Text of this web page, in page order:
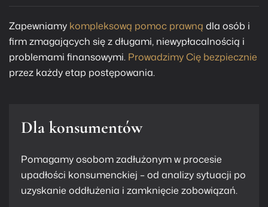
Zapewniamy kompleksową pomoc prawną dla osób i
firm zmagających się z długami, niewypłacalnością i
problemami finansowymi. Prowadzimy Cię bezpiecznie
przez każdy etap postępowania.
Dla konsumentów
Pomagamy osobom zadłużonym w procesie
upadłości konsumenckiej – od analizy sytuacji po
uzyskanie oddłużenia i zamknięcie zobowiązań.